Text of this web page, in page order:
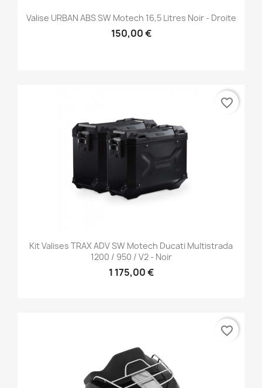
Valise URBAN ABS SW Motech 16,5 Litres Noir - Droite
150,00 €
Kit Valises TRAX ADV SW Motech Ducati Multistrada
1200 / 950 / V2 - Noir
1 175,00 €
favorite_border
favorite_border